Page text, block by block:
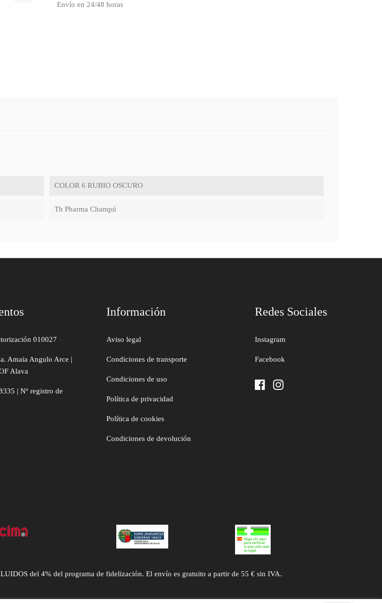
Envío en 24/48 horas
COLOR 6 RUBIO OSCURO
Th Pharma Champú
010027
Amaia Angulo Arce |
Alava
| Nº registro de
Información
Aviso legal
Condiciones de transporte
Condiciones de uso
Política de privacidad
Política de cookies
Condiciones de devolución
Redes Sociales
Instagram
Facebook
del 4% del programa de fidelización. El envío es gratuito a partir de 55 € sin IVA.